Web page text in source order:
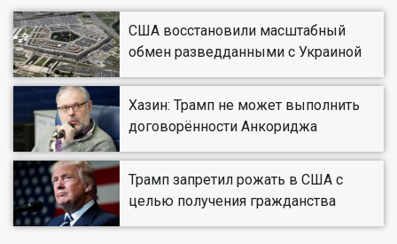
США восстановили масштабный
обмен разведданными с Украиной
Хазин: Трамп не может выполнить
договорённости Анкориджа
Трамп запретил рожать в США с
целью получения гражданства